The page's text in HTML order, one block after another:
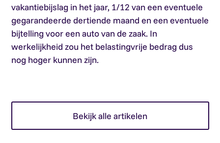
vakantiebijslag in het jaar, 1/12 van een eventuele
gegarandeerde dertiende maand en een eventuele
bijtelling voor een auto van de zaak. In
werkelijkheid zou het belastingvrije bedrag dus
nog hoger kunnen zijn.
Bekijk alle artikelen